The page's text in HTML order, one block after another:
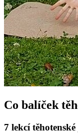
Co balíček
7 lekcí